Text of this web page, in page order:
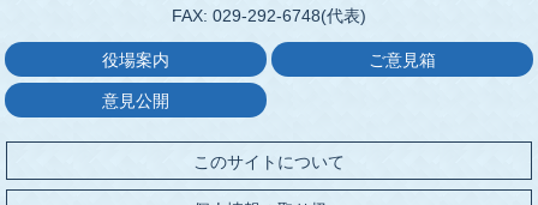
FAX: 029-292-6748(代表)
役場案内 ご意見箱
意見公開
このサイトについて